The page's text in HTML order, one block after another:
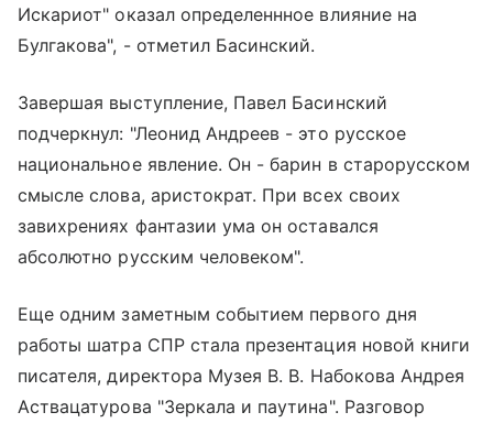
Искариот" оказал определеннное влияние на
Булгакова", - отметил Басинский.
Завершая выступление, Павел Басинский
подчеркнул: "Леонид Андреев - это русское
национальное явление. Он - барин в старорусском
смысле слова, аристократ. При всех своих
завихрениях фантазии ума он оставался
абсолютно русским человеком".
Еще одним заметным событием первого дня
работы шатра СПР стала презентация новой книги
писателя, директора Музея В. В. Набокова Андрея
Аствацатурова "Зеркала и паутина". Разговор